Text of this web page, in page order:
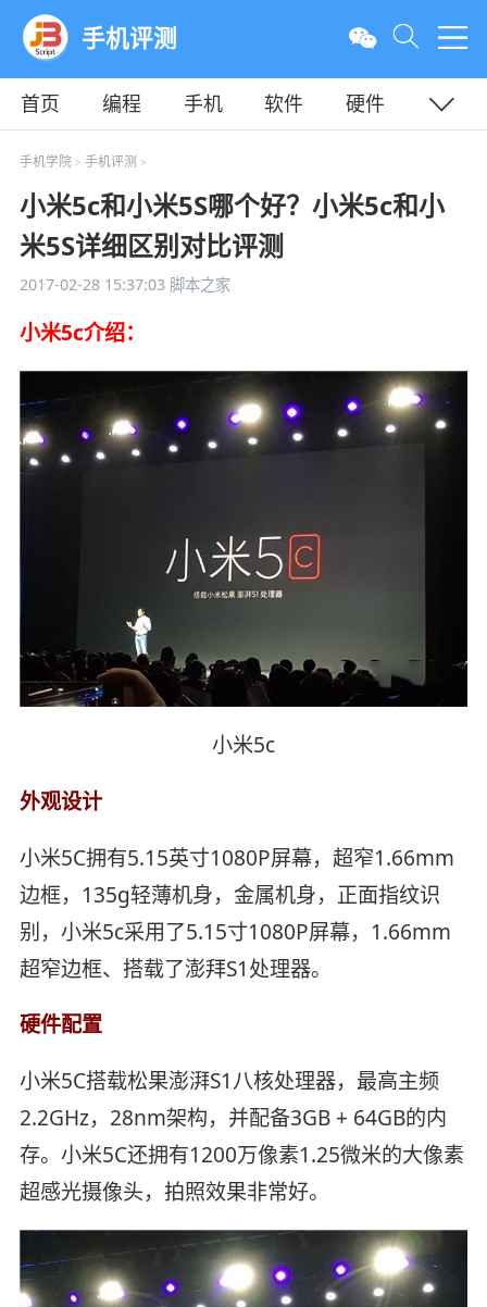
手机评测
首页 编程 手机 软件
硬件
教程
平面
手机学院> 手机评测 >
小米5c和小米5S哪个好？小米5c和小
米5S详细区别对比评测
2017-02-28 15:37:03脚本之家
小米5c介绍：
小米5c
外观设计
小米5C拥有5.15英寸1080P屏幕，超窄1.66mm
边框，135g轻薄机身，金属机身，正面指纹识
别，小米5c采用了5.15寸1080P屏幕，1.66mm
超窄边框、搭载了澎拜S1处理器。
硬件配置
小米5C搭载松果澎湃S1八核处理器，最高主频
2.2GHz，28nm架构，并配备3GB + 64GB的内
存。小米5C还拥有1200万像素1.25微米的大像素
超感光摄像头，拍照效果非常好。